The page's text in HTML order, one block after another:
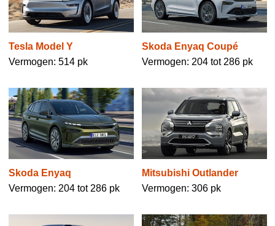
Tesla Model Y
Vermogen: 514 pk
Skoda Enyaq Coupé
Vermogen: 204 tot 286 pk
Skoda Enyaq
Vermogen: 204 tot 286 pk
Mitsubishi Outlander
Vermogen: 306 pk